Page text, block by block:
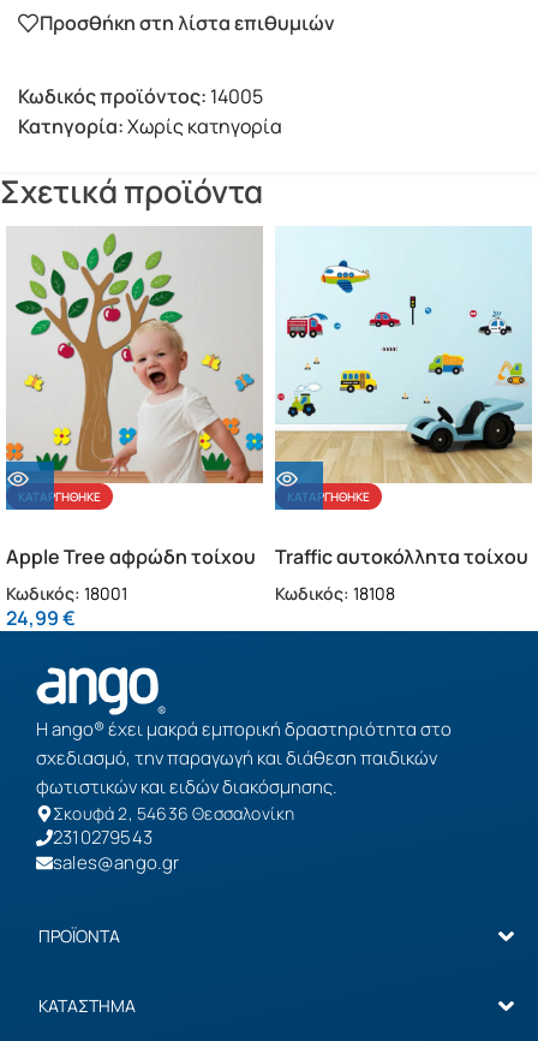
Προσθήκη στη λίστα επιθυμιών
Κωδικός προϊόντος: 14005
Κατηγορία:Χωρίς κατηγορία
Σχετικά προϊόντα
ΚΑΤΑΡΓΉΘΗΚΕ
Apple Tree αφρώδη τοίχου
L (18001)
Κωδικός: 18001
24,99€
ΚΑΤΑΡΓΉΘΗΚΕ
Traffic αυτοκόλλητα τοίχου
L (18108)
Κωδικός: 18108
Η ango® έχει μακρά εμπορική δραστηριότητα στο
σχεδιασμό, την παραγωγή και διάθεση παιδικών
φωτιστικών και ειδών διακόσμησης.
Σκουφά 2, 54636 Θεσσαλονίκη
2310279543
sales@ango.gr
ΠΡΟΪΟΝΤΑ
ΚΑΤΑΣΤΗΜΑ